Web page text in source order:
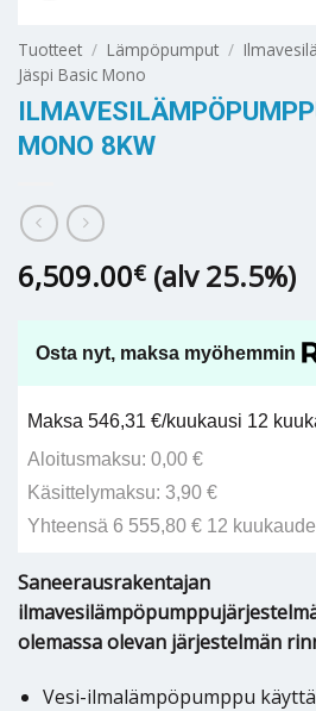
Tuotteet / Lämpöpumput /
Jäspi Basic Mono
MONO 8KW
6,509.00€ (alv 25.5%)
Osta nyt, maksa myöhemmin
Maksa 546,31 €/kuukausi 12
Aloitusmaksu: 0,00 €
Käsittelymaksu: 3,90 €
Yhteensä 6 555,80 € 12
Saneerausrakentajan
olemassa olevan järjestelmän
Vesi-ilmalämpöpumppu